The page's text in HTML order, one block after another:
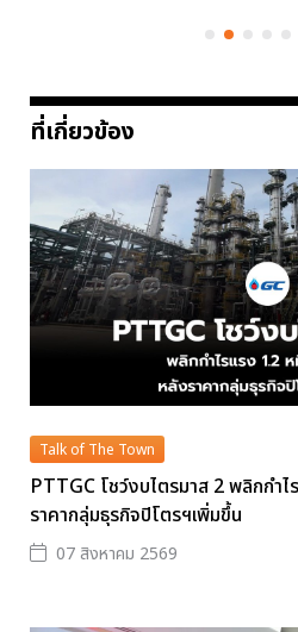
ที่เกี่ยวข้อง
Talk of The Town
PTTGC โชว์งบไตรมาส 2 พลิกกำ
ราคากลุ่มธุรกิจปิโตรฯเพิ่มขึ้น
07 สิงหาคม 2569